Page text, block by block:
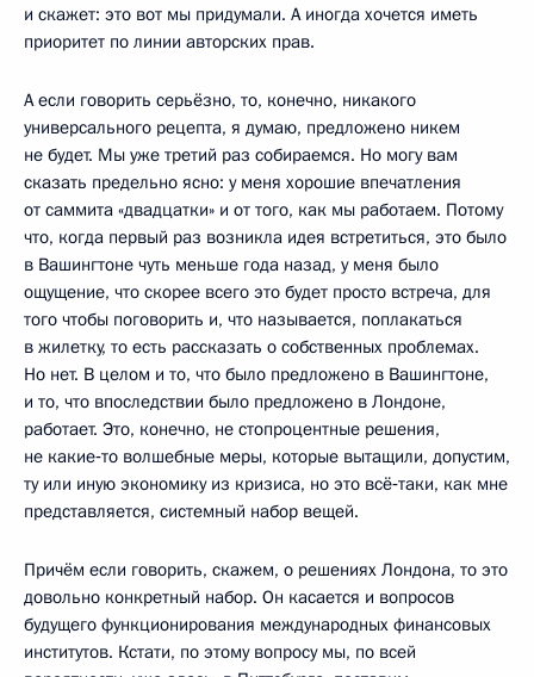
и скажет: это вот мы придумали. А иногда хочется иметь
приоритет по линии авторских прав.
А если говорить серьёзно, то, конечно, никакого
универсального рецепта, я думаю, предложено никем
не будет. Мы уже третий раз собираемся. Но могу вам
сказать предельно ясно: у меня хорошие впечатления
от саммита «двадцатки» и от того, как мы работаем. Потому
что, когда первый раз возникла идея встретиться, это было
в Вашингтоне чуть меньше года назад, у меня было
ощущение, что скорее всего это будет просто встреча, для
того чтобы поговорить и, что называется, поплакаться
в жилетку, то есть рассказать о собственных проблемах.
Но нет. В целом и то, что было предложено в Вашингтоне,
и то, что впоследствии было предложено в Лондоне,
работает. Это, конечно, не стопроцентные решения,
не какие‑то волшебные меры, которые вытащили, допустим,
ту или иную экономику из кризиса, но это всё‑таки, как мне
представляется, системный набор вещей.
Причём если говорить, скажем, о решениях Лондона, то это
довольно конкретный набор. Он касается и вопросов
будущего функционирования международных финансовых
институтов. Кстати, по этому вопросу мы, по всей